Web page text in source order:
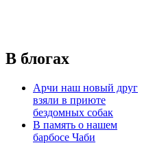
В блогах
Арчи наш новый друг
взяли в приюте
бездомных собак
В память о нашем
барбосе Чаби